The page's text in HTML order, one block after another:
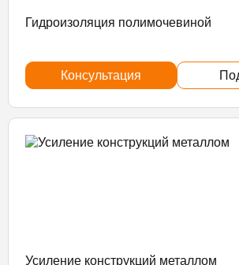
Гидроизоляция полимочевиной
Консультация
Усиление конструкций металлом